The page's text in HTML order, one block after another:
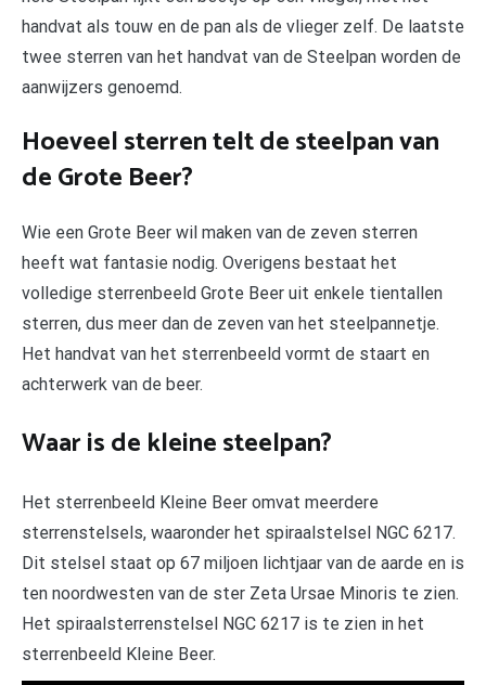
handvat als touw en de pan als de vlieger zelf. De laatste
twee sterren van het handvat van de Steelpan worden de
aanwijzers genoemd.
Hoeveel sterren telt de steelpan van
de Grote Beer?
Wie een Grote Beer wil maken van de zeven sterren
heeft wat fantasie nodig. Overigens bestaat het
volledige sterrenbeeld Grote Beer uit enkele tientallen
sterren, dus meer dan de zeven van het steelpannetje.
Het handvat van het sterrenbeeld vormt de staart en
achterwerk van de beer.
Waar is de kleine steelpan?
Het sterrenbeeld Kleine Beer omvat meerdere
sterrenstelsels, waaronder het spiraalstelsel NGC 6217.
Dit stelsel staat op 67 miljoen lichtjaar van de aarde en is
ten noordwesten van de ster Zeta Ursae Minoris te zien.
Het spiraalsterrenstelsel NGC 6217 is te zien in het
sterrenbeeld Kleine Beer.